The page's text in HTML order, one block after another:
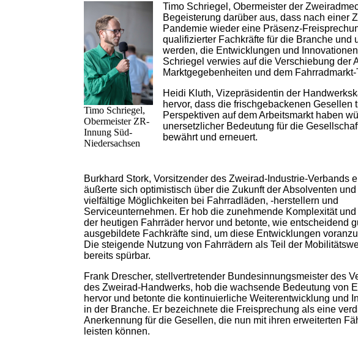
Timo Schriegel,
Obermeister ZR-
Innung Süd-
Niedersachsen
Timo Schriegel, Obermeister der
Begeisterung darüber aus, dass nach einer
Pandemie wieder eine Präsenz-
qualifizierter Fachkräfte für die Branche und
werden, die Entwicklungen und
Schriegel verwies auf die Verschiebung der
Marktgegebenheiten und dem
Heidi Kluth, Vizepräsidentin der
hervor, dass die frischgebackenen
Perspektiven auf dem Arbeitsmarkt haben
unersetzlicher Bedeutung für die
bewährt und erneuert.
Burkhard Stork, Vorsitzender des Zweirad-Industrie-Verbands
äußerte sich optimistisch über die Zukunft der Absolventen und
vielfältige Möglichkeiten bei Fahrradläden, -herstellern und
Serviceunternehmen. Er hob die zunehmende Komplexität
der heutigen Fahrräder hervor und betonte, wie entscheidend
ausgebildete Fachkräfte sind, um diese Entwicklungen
Die steigende Nutzung von Fahrrädern als Teil der
bereits spürbar.
Frank Drescher, stellvertretender Bundesinnungsmeister des
des Zweirad-Handwerks, hob die wachsende Bedeutung von
hervor und betonte die kontinuierliche Weiterentwicklung und
in der Branche. Er bezeichnete die Freisprechung als eine
Anerkennung für die Gesellen, die nun mit ihren erweiterten
leisten können.